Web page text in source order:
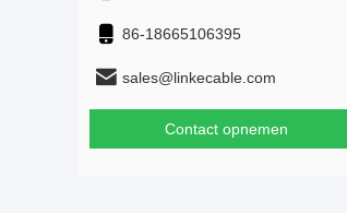
86-18665106395
sales@linkecable.com
Contact opnemen